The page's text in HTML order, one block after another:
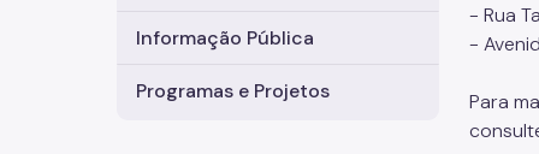
Informação Pública
Programas e Projetos
- Rua
-
Para